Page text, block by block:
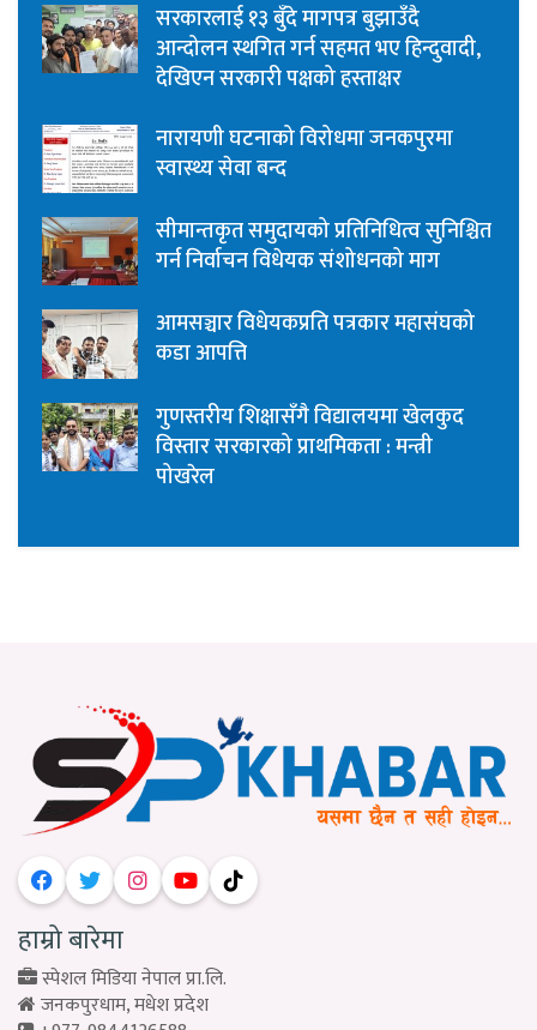
सरकारलाई १३ बुँदे मागपत्र बुझाउँदै
आन्दोलन स्थगित गर्न सहमत भए हिन्दुवादी,
देखिएन सरकारी पक्षको हस्ताक्षर
नारायणी घटनाको विरोधमा जनकपुरमा
स्वास्थ्य सेवा बन्द
सीमान्तकृत समुदायको प्रतिनिधित्व सुनिश्चित
गर्न निर्वाचन विधेयक संशोधनको माग
आमसञ्चार विधेयकप्रति पत्रकार महासंघको
कडा आपत्ति
गुणस्तरीय शिक्षासँगै विद्यालयमा खेलकुद
विस्तार सरकारको प्राथमिकता : मन्त्री
पोखरेल
हाम्रो बारेमा
स्पेशल मिडिया नेपाल प्रा.लि.
जनकपुरधाम, मधेश प्रदेश